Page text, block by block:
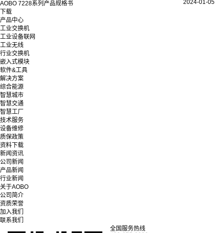
AOBO 7228系列产品规格书
下载
2024-01-05
产品中心
工业交换机
工业设备联网
工业无线
行业交换机
嵌入式模块
软件&工具
解决方案
综合能源
智慧城市
智慧交通
智慧工厂
技术服务
设备维修
质保政策
资料下载
新闻资讯
公司新闻
产品新闻
行业新闻
关于AOBO
公司简介
资质荣誉
加入我们
联系我们
全国服务热线